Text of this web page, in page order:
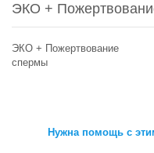
ЭКО +
ЭКО + Пожертвование
спермы
Нужна помощь с